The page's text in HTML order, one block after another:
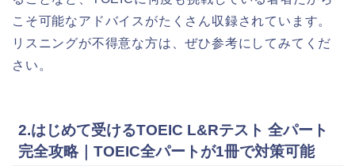
こそ可能なアドバイスがたくさん収録されています。
リスニングが不得意な方は、ぜひ参考にしてみてくだ
さい。
2.はじめて受けるTOEIC L&Rテスト 全パート
完全攻略｜TOEIC全パートが1冊で対策可能